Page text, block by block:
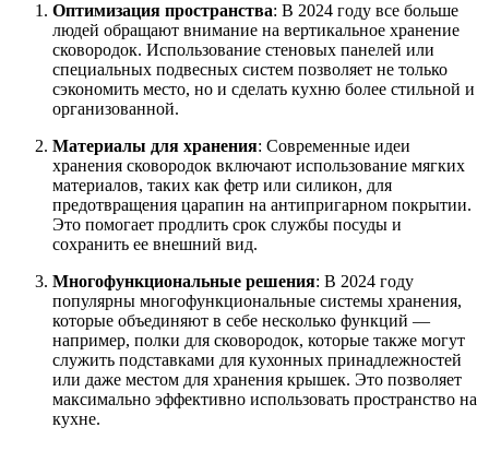
Оптимизация пространства: В 2024 году все больше
людей обращают внимание на вертикальное хранение
сковородок. Использование стеновых панелей или
специальных подвесных систем позволяет не только
сэкономить место, но и сделать кухню более стильной и
организованной.
Материалы для хранения: Современные идеи
хранения сковородок включают использование мягких
материалов, таких как фетр или силикон, для
предотвращения царапин на антипригарном покрытии.
Это помогает продлить срок службы посуды и
сохранить ее внешний вид.
Многофункциональные решения: В 2024 году
популярны многофункциональные системы хранения,
которые объединяют в себе несколько функций —
например, полки для сковородок, которые также могут
служить подставками для кухонных принадлежностей
или даже местом для хранения крышек. Это позволяет
максимально эффективно использовать пространство на
кухне.